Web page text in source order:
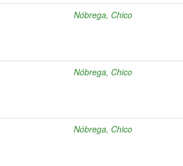
Nóbrega, Chico
Nóbrega, Chico
Nóbrega, Chico